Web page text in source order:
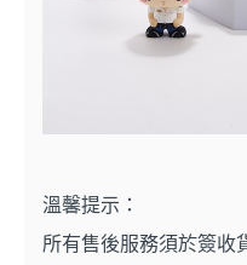
溫馨提示：
所有售後服務須於簽收